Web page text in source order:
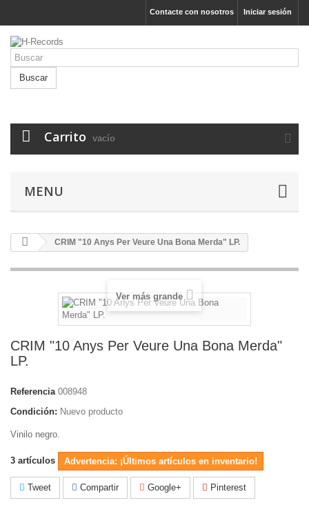
Iniciar sesión
Contacte con nosotros
Buscar
Carrito vacío
MENU
CRIM "10 Anys Per Veure Una Bona Merda" LP.
Ver más grande
CRIM "10 Anys Per Veure Una Bona Merda"
LP.
Referencia 008948
Condición: Nuevo producto
Vinilo negro.
3 artículos Advertencia: ¡Últimos artículos en inventario!
Tweet Compartir Google+ Pinterest